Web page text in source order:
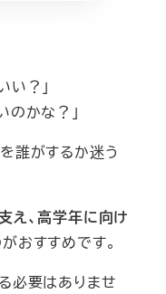
い？」
のかな？」
誰がするか迷う
え、高学年に向け
おすすめです。
必要はありませ